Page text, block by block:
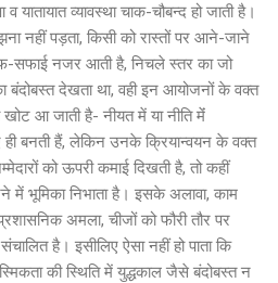
यातायात व्यावस्था चाक-चौबन्द हो जाती है।
नहीं पड़ता, किसी को रास्तों पर आने-जाने
सफाई नजर आती है, निचले स्तर का जो
देखता था, वही इन आयोजनों के वक्त
आ जाती है- नीयत में या नीति मेंं
ही बनती हैं, लेकिन उनके क्रियान्वयन के वक्त
को ऊपरी कमाई दिखती है, तो कहीं
में भूमिका निभाता है। इसके अलावा, काम
अमला, चीजों को फौरी तौर पर
है। इसीलिए ऐसा नहीं हो पाता कि
की स्थिति में युद्धकाल जैसे बंदोबस्त न